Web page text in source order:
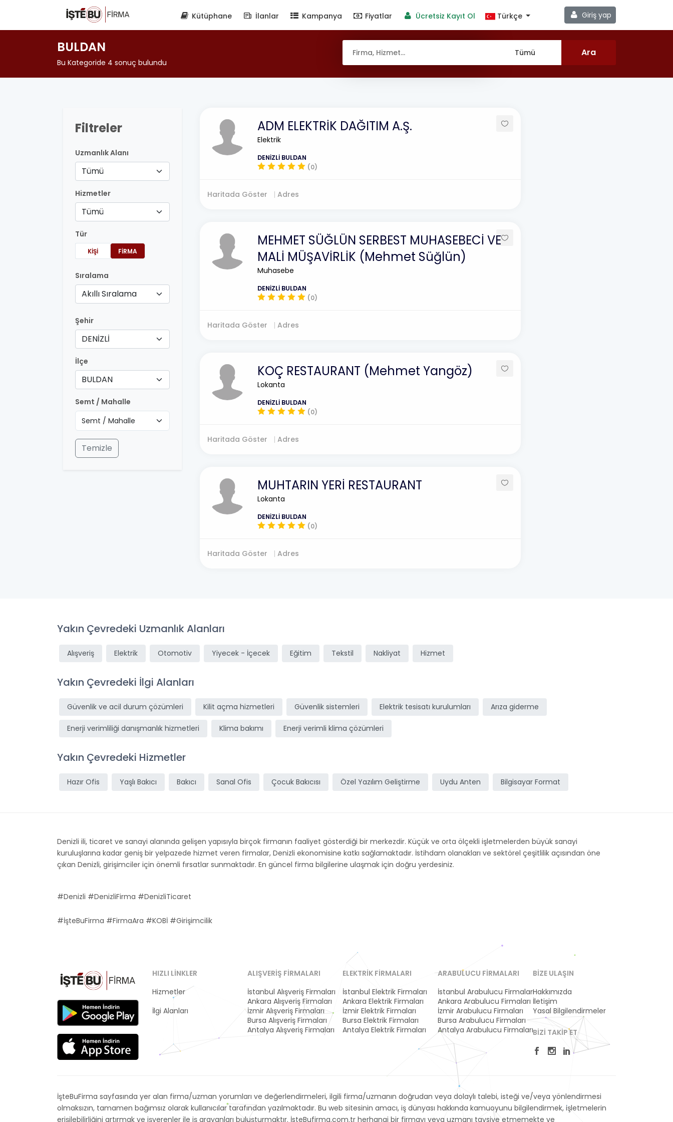
Giriş yap
Kütüphane İlanlar Kampanya Fiyatlar Ücretsiz Kayıt Ol Türkçe
BULDAN
Bu Kategoride 4 sonuç bulundu
Filtreler
Uzmanlık Alanı
Tümü
Hizmetler
Tümü
Tür
KIŞI FIRMA
Sıralama
Akıllı Sıralama
Şehir
DENİZLİ
İlçe
BULDAN
Semt / Mahalle
Temizle
ADM ELEKTRİK DAĞITIM A.Ş.
Elektrik
DENİZLİ BULDAN
(0)
Haritada Göster Adres
MEHMET SÜĞLÜN SERBEST MUHASEBECİ VE
MALİ MÜŞAVİRLİK (Mehmet Süğlün)
Muhasebe
DENİZLİ BULDAN
(0)
Haritada Göster Adres
KOÇ RESTAURANT (Mehmet Yangöz)
Lokanta
DENİZLİ BULDAN
(0)
Haritada Göster Adres
MUHTARIN YERİ RESTAURANT
Lokanta
DENİZLİ BULDAN
(0)
Haritada Göster Adres
Yakın Çevredeki Uzmanlık Alanları
Alışveriş Elektrik Otomotiv Yiyecek - İçecek Eğitim Tekstil Nakliyat Hizmet
Yakın Çevredeki İlgi Alanları
Güvenlik ve acil durum çözümleri Kilit açma hizmetleri Güvenlik sistemleri Elektrik tesisatı kurulumları Arıza giderme
Enerji verimliliği danışmanlık hizmetleri Klima bakımı Enerji verimli klima çözümleri
Yakın Çevredeki Hizmetler
Hazır Ofis Yaşlı Bakıcı Bakıcı Sanal Ofis Çocuk Bakıcısı Özel Yazılım Geliştirme Uydu Anten Bilgisayar Format
Denizli ili, ticaret ve sanayi alanında gelişen yapısıyla birçok firmanın faaliyet gösterdiği bir merkezdir. Küçük ve orta ölçekli işletmelerden büyük sanayi
kuruluşlarına kadar geniş bir yelpazede hizmet veren firmalar, Denizli ekonomisine katkı sağlamaktadır. İstihdam olanakları ve sektörel çeşitlilik açısından öne
çıkan Denizli, girişimciler için önemli fırsatlar sunmaktadır. En güncel firma bilgilerine ulaşmak için doğru yerdesiniz.
#Denizli #DenizliFirma #DenizliTicaret
#İşteBuFirma #FirmaAra #KOBİ #Girişimcilik
HIZLI LINKLER
Hizmetler
Kategoriler
İlgi Alanları
ALIŞVERIŞ FIRMALARI
İstanbul Alışveriş Firmaları
Ankara Alışveriş Firmaları
İzmir Alışveriş Firmaları
Bursa Alışveriş Firmaları
Antalya Alışveriş Firmaları
ELEKTRIK FIRMALARI
İstanbul Elektrik Firmaları
Ankara Elektrik Firmaları
İzmir Elektrik Firmaları
Bursa Elektrik Firmaları
Antalya Elektrik Firmaları
ARABULUCU FIRMALARI
İstanbul Arabulucu Firmaları
Ankara Arabulucu Firmaları
İzmir Arabulucu Firmaları
Bursa Arabulucu Firmaları
Antalya Arabulucu Firmaları
BIZE ULAŞIN
Hakkımızda
İletişim
Yasal Bilgilendirmeler
BIZI TAKIP ET
İşteBuFirma sayfasında yer alan firma/uzman yorumları ve değerlendirmeleri, ilgili firma/uzmanın doğrudan veya dolaylı talebi, isteği ve/veya yönlendirmesi
olmaksızın, tamamen bağımsız olarak kullanıcılar tarafından yazılmaktadır. Bu web sitesinin amacı, iş dünyası hakkında kamuoyunu bilgilendirmek, işletmelerin
erişilebilirliğini artırmak ve işverenler ile iş arayanları buluşturmaktır. İsteBufirma.com.tr herhangi bir firmayı veya uzmanı tavsiye etmemekte ve